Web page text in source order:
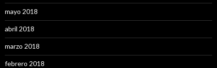
mayo 2018
abril 2018
marzo 2018
febrero 2018